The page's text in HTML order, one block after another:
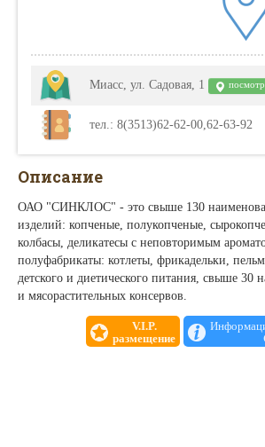
Миасс, ул. Садовая, 1
тел.: 8(3513)62-62-00,62-63-92
Описание
ОАО "СИНКЛОС" - это свыше 130
изделий: копченые, полукопченые,
колбасы, деликатесы с неповторимым
полуфабрикаты: котлеты, фрикадельки,
детского и диетического питания, свыше 30
и мясорастительных консервов.
V.I.P.
размещение